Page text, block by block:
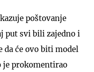
poštovanje
put svi bili zajedno i
da će ovo biti model
je prokomentirao